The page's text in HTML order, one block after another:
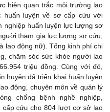
hiện quan trắc môi trường lao
huấn luyện về sơ cấp cứu với
nghiệp huấn luyện lực lượng sơ
tham gia lực lượng sơ cứu,
lao động nữ). Tổng kinh phí chi
chăm sóc sức khỏe người lao
triệu đồng. Cùng với đó,
huyện đã triển khai huấn luyện
động, chuyên môn về quản lý
chống bệnh nghề nghiệp,
cứu cho 804 lượt cơ sở lao